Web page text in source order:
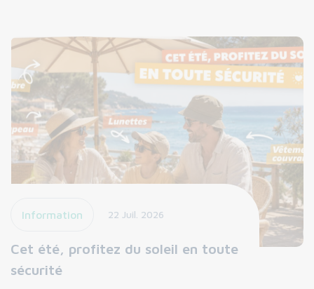
Information 22 Juil. 2026
Cet été, profitez du soleil en toute
sécurité